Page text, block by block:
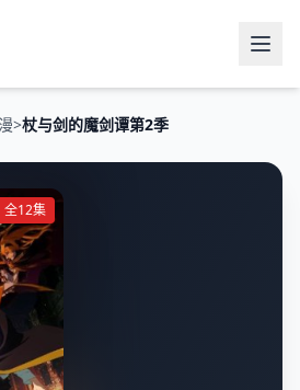
>杖与剑的魔剑谭第2季
全12集